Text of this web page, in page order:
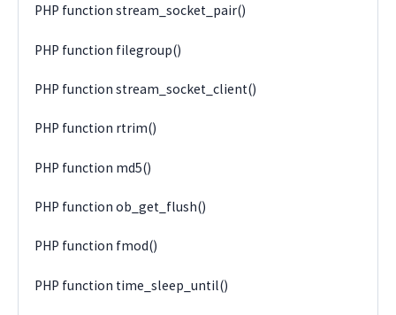
PHP function stream_socket_pair()
PHP function filegroup()
PHP function stream_socket_client()
PHP function rtrim()
PHP function md5()
PHP function ob_get_flush()
PHP function fmod()
PHP function time_sleep_until()